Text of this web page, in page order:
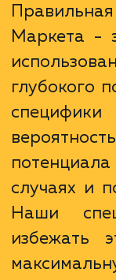
бизнеса.
ваши
обеспечим
Маркета